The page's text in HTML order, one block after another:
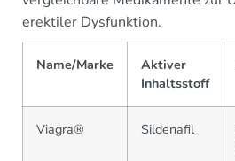
erektiler Dysfunktion.
Name/Marke
Aktiver
Inhaltsstoff
Viagra® Sildenafil